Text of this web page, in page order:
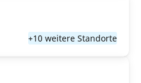
+10 weitere Standorte